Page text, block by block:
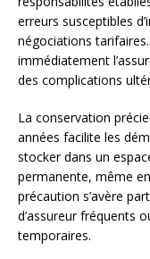
erreurs susceptibles
négociations
immédiatement
des complications
La conservation
années facilite les
stocker dans un
permanente, même
précaution s’avère
d’assureur fréquents
temporaires.